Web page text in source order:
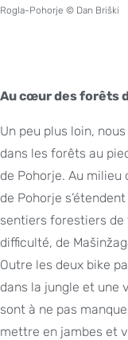
Rogla-Pohorje © Dan Briški
Au cœur des forêts
Un peu plus loin,
dans les forêts au
de Pohorje. Au milieu
de Pohorje
sentiers forestiers de
difficulté, de
Outre les deux bike
dans la jungle et une
sont à ne pas
mettre en jambes et